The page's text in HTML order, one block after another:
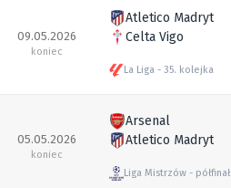
09.05.2026
koniec
Atletico Madryt
Celta Vigo
La Liga 35. kolejka
05.05.2026
koniec
Arsenal
Atletico Madryt
Liga Mistrzów półfinał